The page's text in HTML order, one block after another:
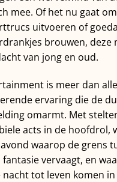
mee. Of het nu gaat om
uitvoeren of
brouwen, deze
van jong en oud.
is meer dan
ervaring die de
omarmt. Met
acts in de hoofdrol,
waarop de grens
vervaagt, en
tot leven komen in